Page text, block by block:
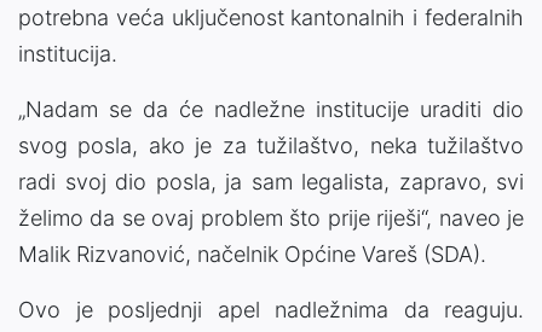
potrebna veća uključenost kantonalnih i federalnih
institucija.
„Nadam se da će nadležne institucije uraditi dio
svog posla, ako je za tužilaštvo, neka tužilaštvo
radi svoj dio posla, ja sam legalista, zapravo, svi
želimo da se ovaj problem što prije riješi“, naveo je
Malik Rizvanović, načelnik Općine Vareš (SDA).
Ovo je posljednji apel nadležnima da reaguju.